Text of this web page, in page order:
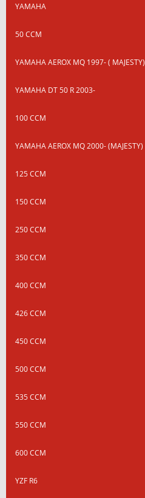
YAMAHA
50 CCM
YAMAHA AEROX MQ 1997- ( MAJESTY)
YAMAHA DT 50 R 2003-
100 CCM
YAMAHA AEROX MQ 2000- (MAJESTY)
125 CCM
150 CCM
250 CCM
350 CCM
400 CCM
426 CCM
450 CCM
500 CCM
535 CCM
550 CCM
600 CCM
YZF R6